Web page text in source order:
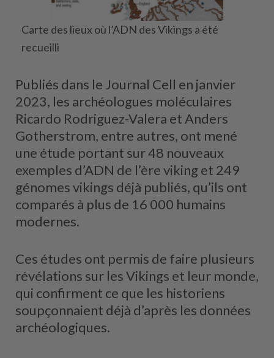
Carte des lieux où l’ADN des Vikings a été
recueilli
Publiés dans le Journal Cell en janvier
2023, les archéologues moléculaires
Ricardo Rodriguez-Valera et Anders
Gotherstrom, entre autres, ont mené
une étude portant sur 48 nouveaux
exemples d’ADN de l’ère viking et 249
génomes vikings déjà publiés, qu’ils ont
comparés à plus de 16 000 humains
modernes.
Ces études ont permis de faire plusieurs
révélations sur les Vikings et leur monde,
qui confirment ce que les historiens
soupçonnaient déjà d’après les données
archéologiques.